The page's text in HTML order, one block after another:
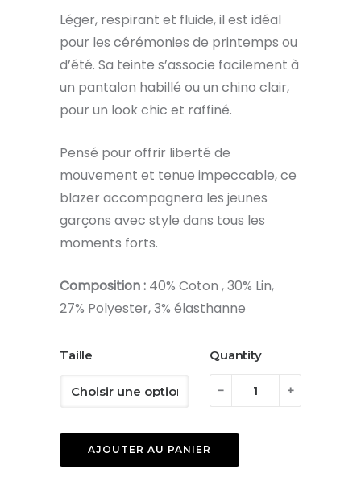
Léger, respirant et fluide, il est idéal
pour les cérémonies de printemps ou
d’été. Sa teinte s’associe facilement à
un pantalon habillé ou un chino clair,
pour un look chic et raffiné.
Pensé pour offrir liberté de
mouvement et tenue impeccable, ce
blazer accompagnera les jeunes
garçons avec style dans tous les
moments forts.
Composition : 40% Coton , 30% Lin,
27% Polyester, 3% élasthanne
Taille Quantity
-
quantité
Veste
de
+
AJOUTER AU PANIER